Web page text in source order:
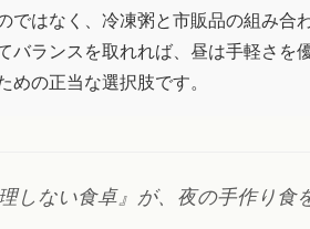
ではなく、冷凍粥と市販品の組み合
バランスを取れれば、昼は手軽さを
めの正当な選択肢です。
しない食卓』が、夜の手作り食